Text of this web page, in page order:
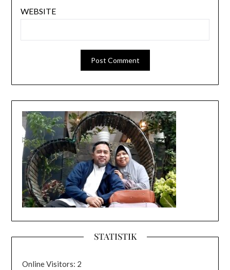
WEBSITE
STATISTIK
Online Visitors: 2